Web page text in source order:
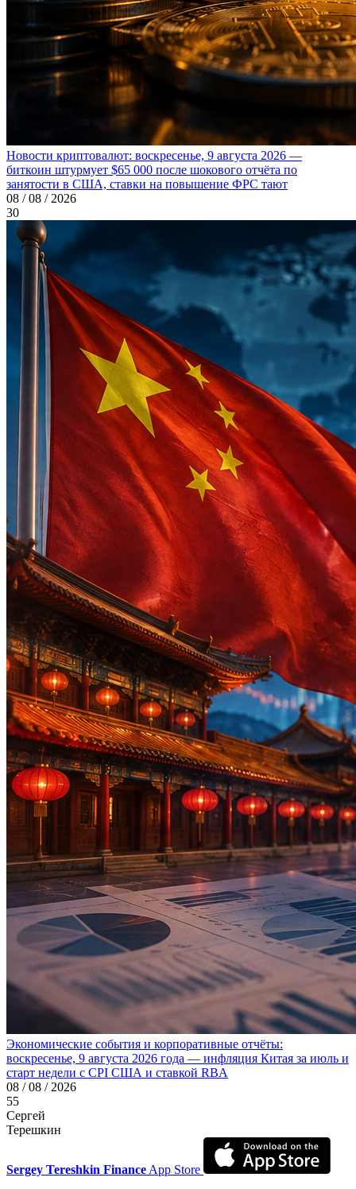
Новости криптовалют: воскресенье, 9 августа 2026 —
биткоин штурмует $65 000 после шокового отчёта по
занятости в США, ставки на повышение ФРС тают
08 / 08 / 2026
30
Экономические события и корпоративные отчёты:
воскресенье, 9 августа 2026 года — инфляция Китая за июль и
старт недели с CPI США и ставкой RBA
08 / 08 / 2026
55
Сергей
Терешкин
Sergey Tereshkin Finance App Store